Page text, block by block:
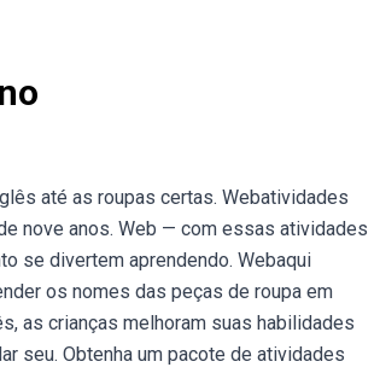
até as roupas certas. Webatividades
nove anos. Web — com essas atividades
se divertem aprendendo. Webaqui
os nomes das peças de roupa em
as crianças melhoram suas habilidades
seu. Obtenha um pacote de atividades